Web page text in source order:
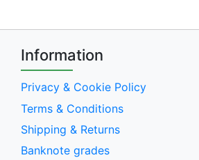
Information
Privacy & Cookie Policy
Terms & Conditions
Shipping & Returns
Banknote grades